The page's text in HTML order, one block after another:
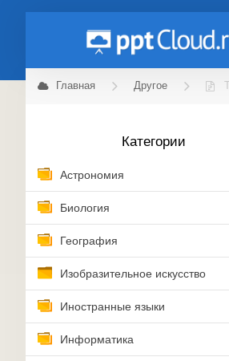
Главная Другое
Категории
Астрономия
Биология
География
Изобразительное искусство
Иностранные языки
Информатика